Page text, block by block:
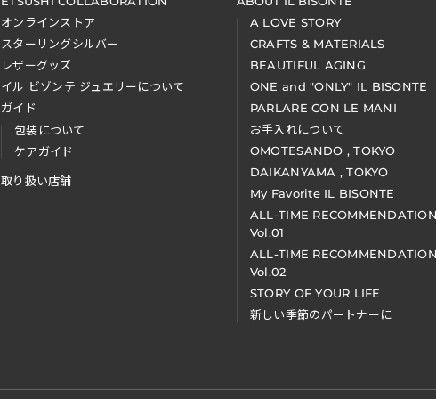
オンラインストア
スターリングシルバー
レザーグッズ
イル ビゾンテ ジュエリーについて
ガイド
包装について
ケアガイド
取り扱い店舗
A LOVE STORY
CRAFTS & MATERIALS
BEAUTIFUL AGING
ONE and "ONLY" IL BISONTE
PARLARE CON LE MANI
お手入れについて
OMOTESANDO , TOKYO
DAIKANYAMA , TOKYO
My Favorite IL BISONTE
ALL-TIME
Vol.01
ALL-TIME
Vol.02
STORY OF YOUR LIFE
新しい季節のパートナーに